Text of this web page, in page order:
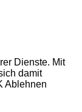
Dienste. Mit
damit
Ablehnen